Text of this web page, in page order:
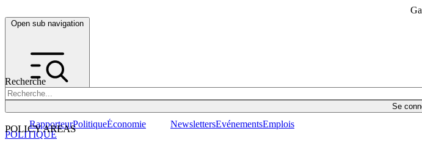
Open sub navigation
Recherche
Se
POLICY AREAS
RapporteurPolitiqueÉconomie NewslettersEvénementsEmplois
POLITIQUE